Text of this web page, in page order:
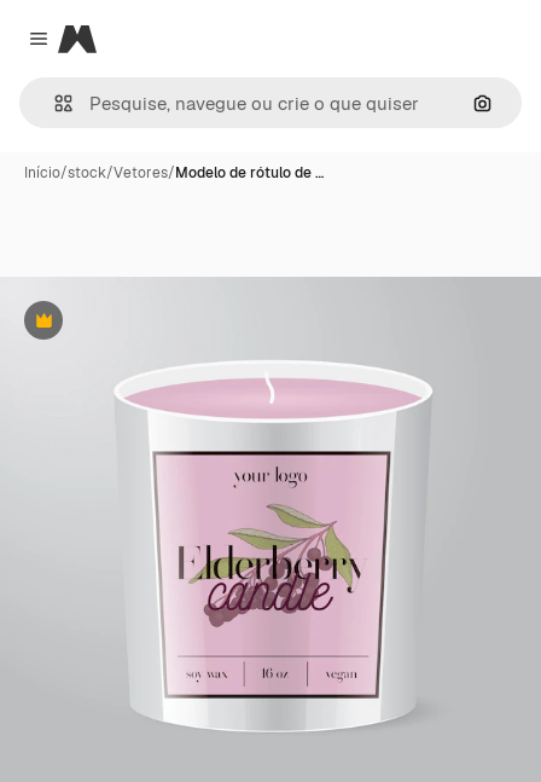
Close menu
Magnific
Início/stock/Vetores/Modelo de rótulo de …
Premium